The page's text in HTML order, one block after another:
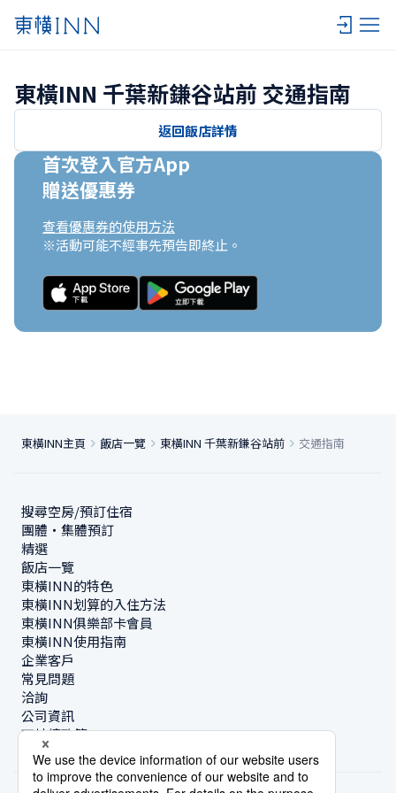
東橫INN 千葉新鎌谷站前 交通指南
返回飯店詳情
首次登入官方App
贈送優惠券
查看優惠券的使用方法
※活動可能不經事先預告即終止。
東橫INN主頁 飯店一覽 東橫INN 千葉新鎌谷站前 交通指南
搜尋空房/預訂住宿
團體・集體預訂
精選
飯店一覽
東橫INN的特色
東橫INN划算的入住方法
東橫INN俱樂部卡會員
東橫INN使用指南
企業客戶
常見問題
洽詢
公司資訊
可持續政策